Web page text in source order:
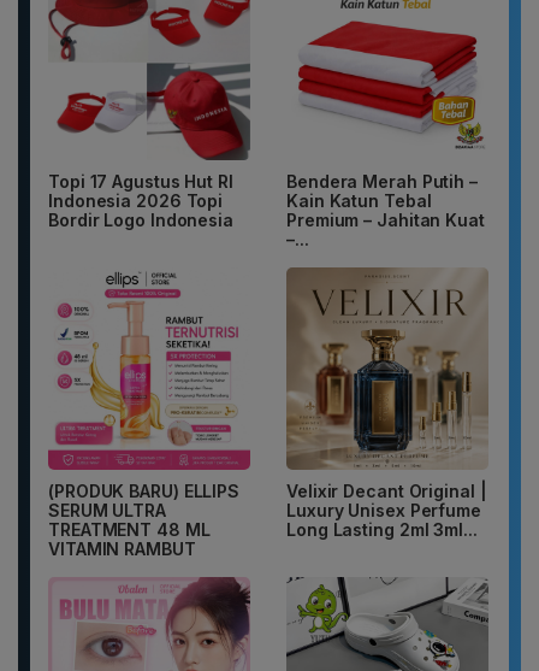
Topi 17 Agustus Hut RI
Indonesia 2026 Topi
Bordir Logo Indonesia
Bendera Merah Putih –
Kain Katun Tebal
Premium – Jahitan Kuat
–...
(PRODUK BARU) ELLIPS
SERUM ULTRA
TREATMENT 48 ML
VITAMIN RAMBUT
Velixir Decant Original |
Luxury Unisex Perfume
Long Lasting 2ml 3ml...